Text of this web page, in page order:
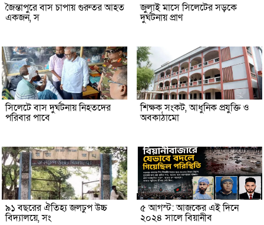
জৈন্তাপুরে বাস চাপায় গুরুতর আহত
একজন, স
জুলাই মাসে সিলেটের সড়কে
দুর্ঘটনায় প্রাণ
সিলেটে বাস দুর্ঘটনায় নিহতদের
পরিবার পাবে
শিক্ষক সংকট, আধুনিক প্রযুক্তি ও
অবকাঠামো
৯১ বছরের ঐতিহ্য জলঢুপ উচ্চ
বিদ্যালয়ে, সং
৫ আগস্ট: আজকের এই দিনে
২০২৪ সালে বিয়ানীব